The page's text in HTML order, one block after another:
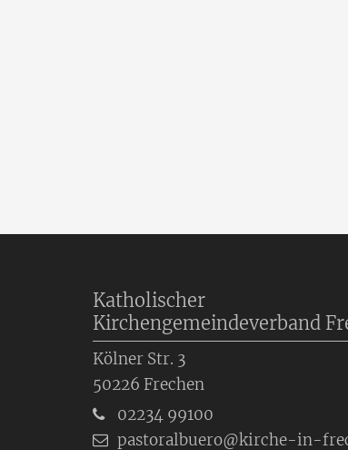
Katholischer
Kirchengemeindeverband
Kölner Str. 3
50226 Frechen
02234 99100
pastoralbuero@kirche-in-